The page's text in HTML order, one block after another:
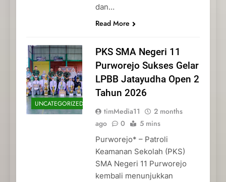
dan…
Read More
UNCATEGORIZED
PKS SMA Negeri 11
Purworejo Sukses Gelar
LPBB Jatayudha Open 2
Tahun 2026
timMedia11
2 months
ago
0 5 mins
Purworejo* – Patroli
Keamanan Sekolah (PKS)
SMA Negeri 11 Purworejo
kembali menunjukkan